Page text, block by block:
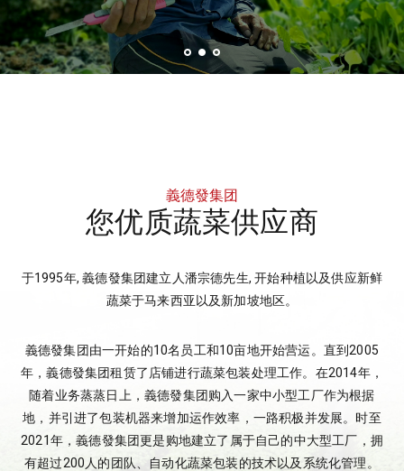
義德發集团
您优质蔬菜供应商
于1995年, 義德發集团建立人潘宗德先生, 开始种植以及供应新鲜
蔬菜于马来西亚以及新加坡地区。
義德發集团由一开始的10名员工和10亩地开始营运。直到2005
年，義德發集团租赁了店铺进行蔬菜包装处理工作。在2014年，
随着业务蒸蒸日上，義德發集团购入一家中小型工厂作为根据
地，并引进了包装机器来增加运作效率，一路积极并发展。时至
2021年，義德發集团更是购地建立了属于自己的中大型工厂，拥
有超过200人的团队、自动化蔬菜包装的技术以及系统化管理。